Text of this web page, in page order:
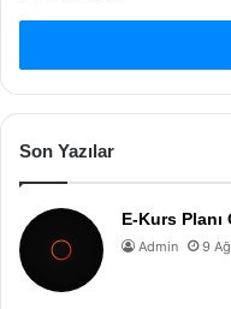
Son Yazılar
E-Kurs Planı
Admin 9